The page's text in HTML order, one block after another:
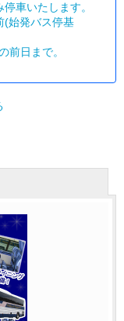
車いたします。
(始発バス停基
前日まで。